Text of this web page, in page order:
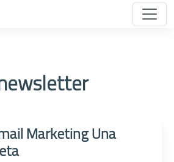
Marketing Una